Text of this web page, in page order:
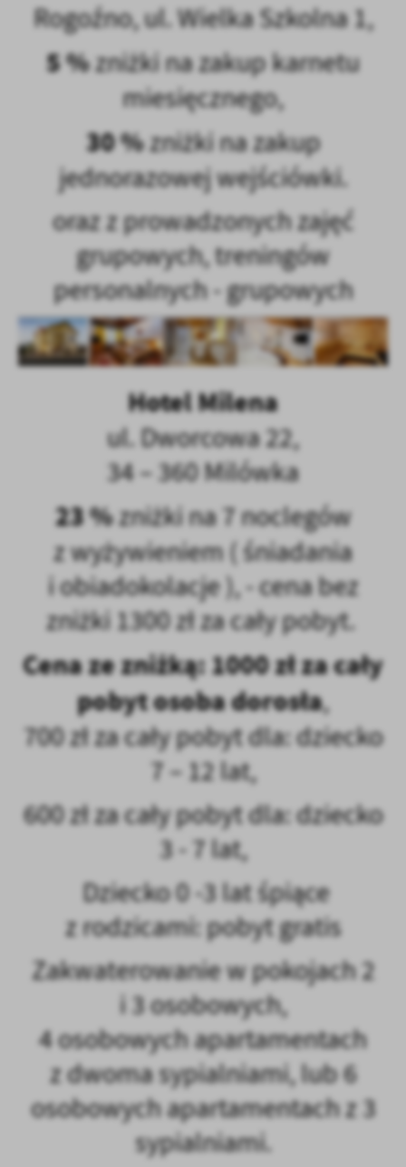
Rogoźno, ul.Wielka Szkolna 1,
5 %zniżki na zakup karnetu
miesięcznego,
30 %zniżki na zakup
jednorazowej wejściówki.
oraz z prowadzonych zajęć
grupowych, treningów
personalnych - grupowych
Hotel Milena
ul. Dworcowa 22,
34 – 360 Milówka
23 %zniżki na 7 noclegów
z wyżywieniem ( śniadania
i obiadokolacje ), - cena bez
zniżki 1300 zł za cały pobyt.
Cena ze zniżką: 1000 zł za cały
pobyt osoba dorosła,
700 zł za cały pobyt dla: dziecko
7 – 12 lat,
600 zł za cały pobyt dla: dziecko
3 - 7 lat,
Dziecko 0 -3 lat śpiące
z rodzicami: pobyt gratis
Zakwaterowanie w pokojach 2
i 3 osobowych,
4 osobowych apartamentach
z dwoma sypialniami, lub 6
osobowych apartamentach z 3
sypialniami.